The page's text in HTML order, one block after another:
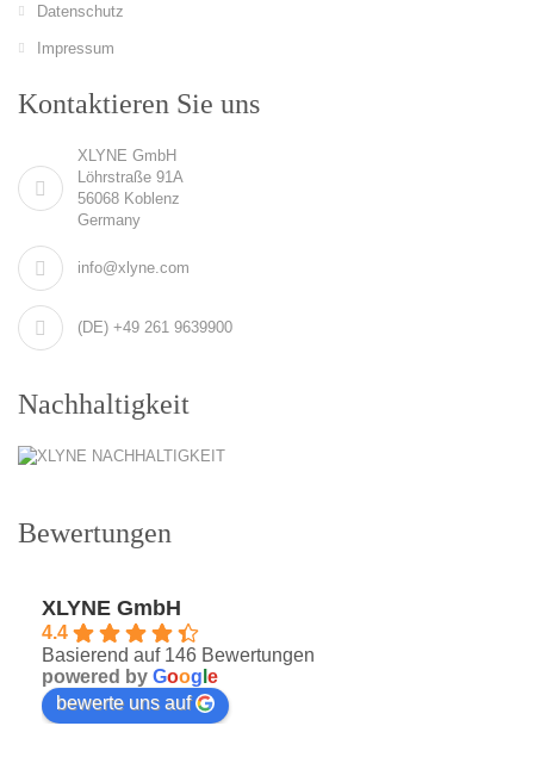
Datenschutz
Impressum
Kontaktieren Sie uns
XLYNE GmbH
Löhrstraße 91A
56068 Koblenz
Germany
info@xlyne.com
(DE) +49 261 9639900
Nachhaltigkeit
Bewertungen
XLYNE GmbH
4.4
Basierend auf 146 Bewertungen
powered by Goog e
bewerte uns auf